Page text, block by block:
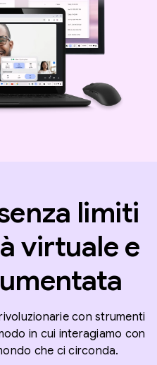
limiti
virtuale e
con strumenti
in cui interagiamo con
che ci circonda.